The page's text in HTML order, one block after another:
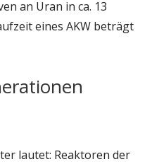
an Uran in ca. 13
eines AKW beträgt
lautet: Reaktoren der